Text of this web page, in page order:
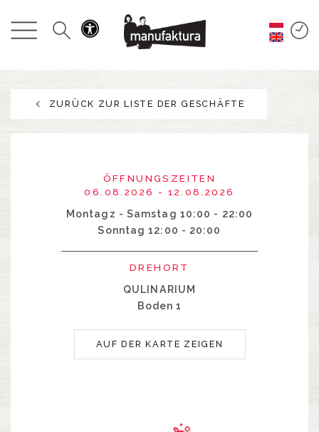
GESCHEHEN
ANGEBOTE
RESTAURANTS
ZURÜCK ZUR LISTE DER GESCHÄFTE
ÖFFNUNGSZEITEN
06.08.2026 - 12.08.2026
Montagz - Samstag 10:00 - 22:00
Sonntag 12:00 - 20:00
DREHORT
QULINARIUM
Boden 1
AUF DER KARTE ZEIGEN